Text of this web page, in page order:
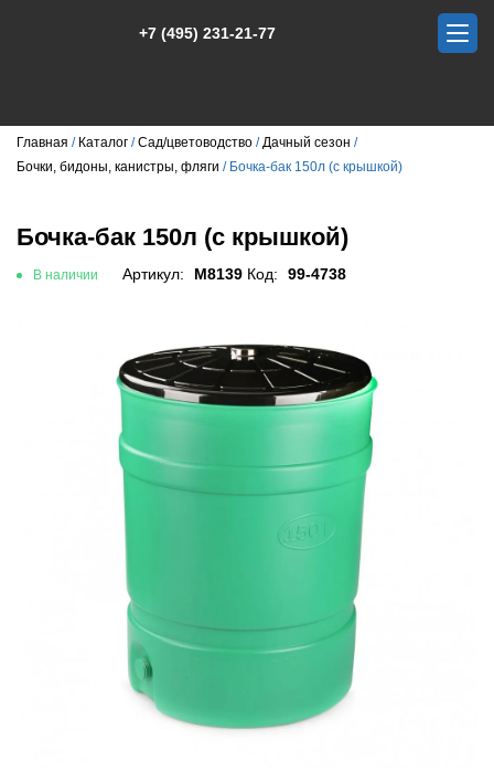
+7 (495) 231-21-77
Главная Каталог Сад/цветоводство
Дачный сезон
Бочки, бидоны, канистры, фляги
Бочка-бак 150л (с крышкой)
Бочка-бак 150л (с крышкой)
В наличии Артикул: М8139 Код: 99-4738